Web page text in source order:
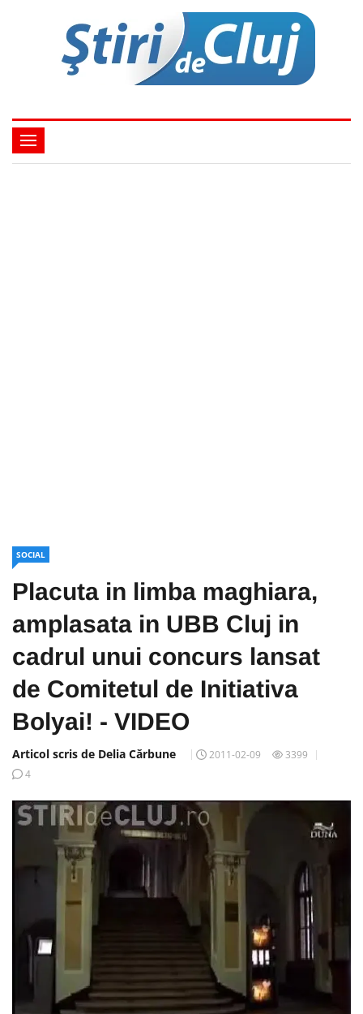
SOCIAL
Placuta in limba maghiara,
amplasata in UBB Cluj in
cadrul unui concurs lansat
de Comitetul de Initiativa
Bolyai! - VIDEO
Articol scris de Delia Cărbune 2011-02-09
3399
4